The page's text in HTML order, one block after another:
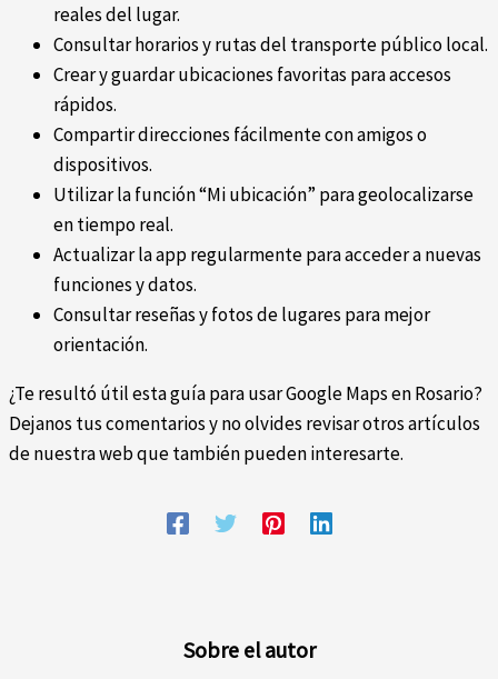
reales del lugar.
Consultar horarios y rutas del transporte público local.
Crear y guardar ubicaciones favoritas para accesos
rápidos.
Compartir direcciones fácilmente con amigos o
dispositivos.
Utilizar la función “Mi ubicación” para geolocalizarse
en tiempo real.
Actualizar la app regularmente para acceder a nuevas
funciones y datos.
Consultar reseñas y fotos de lugares para mejor
orientación.
¿Te resultó útil esta guía para usar Google Maps en Rosario?
Dejanos tus comentarios y no olvides revisar otros artículos
de nuestra web que también pueden interesarte.
Sobre el autor